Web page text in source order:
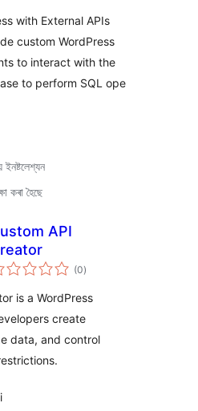
with External APIs
custom WordPress
to interact with the
to perform SQL ope
কৰা হৈছে
API
(0টা
মুঠ)
is a WordPress
create
data, and control